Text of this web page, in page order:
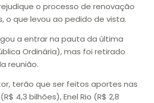
o processo de renovação
o que levou ao pedido de vista.
a entrar na pauta da última
Ordinária), mas foi retirado
reunião.
terão que ser feitos aportes nas
4,3 bilhões), Enel Rio (R$ 2,8